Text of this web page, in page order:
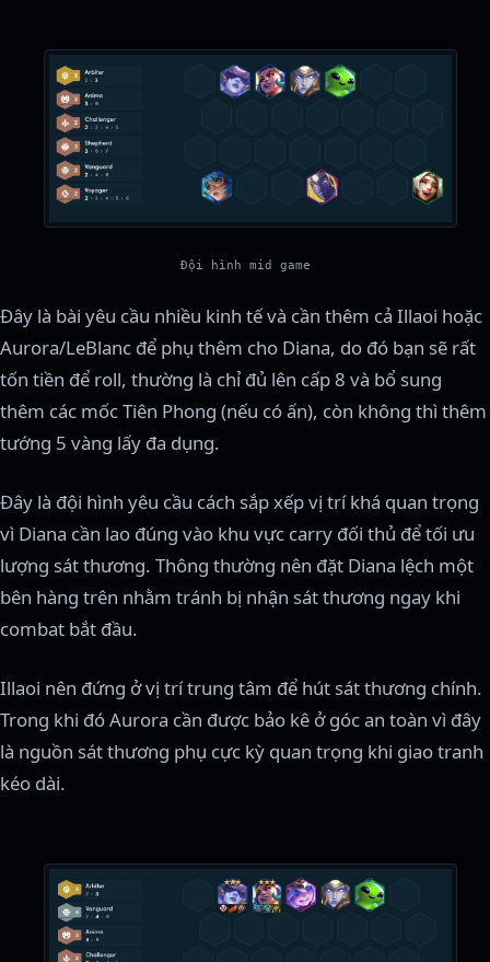
Đội hình mid game
Đây là bài yêu cầu nhiều kinh tế và cần thêm cả Illaoi hoặc
Aurora/LeBlanc để phụ thêm cho Diana, do đó bạn sẽ rất
tốn tiền để roll, thường là chỉ đủ lên cấp 8 và bổ sung
thêm các mốc Tiên Phong (nếu có ấn), còn không thì thêm
tướng 5 vàng lấy đa dụng.
Đây là đội hình yêu cầu cách sắp xếp vị trí khá quan trọng
vì Diana cần lao đúng vào khu vực carry đối thủ để tối ưu
lượng sát thương. Thông thường nên đặt Diana lệch một
bên hàng trên nhằm tránh bị nhận sát thương ngay khi
combat bắt đầu.
Illaoi nên đứng ở vị trí trung tâm để hút sát thương chính.
Trong khi đó Aurora cần được bảo kê ở góc an toàn vì đây
là nguồn sát thương phụ cực kỳ quan trọng khi giao tranh
kéo dài.